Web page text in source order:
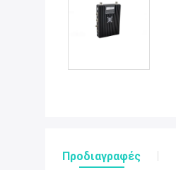
Προδιαγραφές